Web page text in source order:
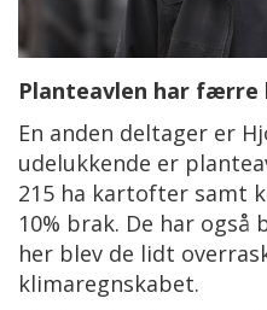
Planteavlen har færre
En anden deltager er
udelukkende er
215 ha kartofter samt
10% brak. De har også
her blev de lidt
klimaregnskabet.